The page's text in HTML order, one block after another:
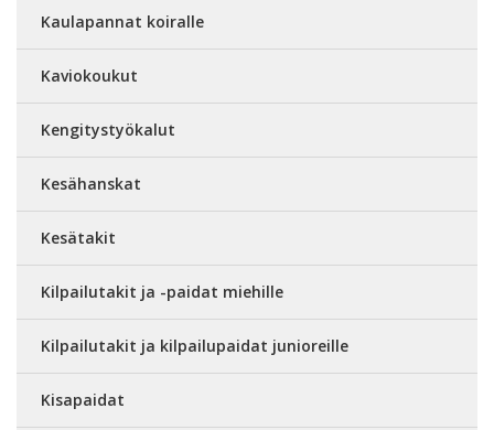
Kaulapannat koiralle
Kaviokoukut
Kengitystyökalut
Kesähanskat
Kesätakit
Kilpailutakit ja -paidat miehille
Kilpailutakit ja kilpailupaidat junioreille
Kisapaidat